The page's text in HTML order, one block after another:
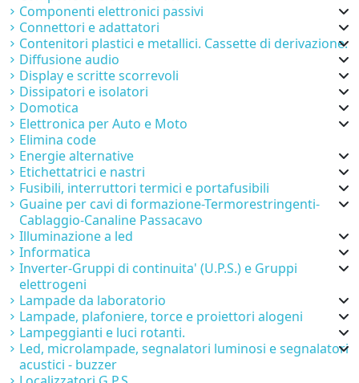
Componenti elettronici passivi
Connettori e adattatori
Contenitori plastici e metallici. Cassette di derivazione.
Diffusione audio
Display e scritte scorrevoli
Dissipatori e isolatori
Domotica
Elettronica per Auto e Moto
Elimina code
Energie alternative
Etichettatrici e nastri
Fusibili, interruttori termici e portafusibili
Guaine per cavi di formazione-Termorestringenti-
Cablaggio-Canaline Passacavo
Illuminazione a led
Informatica
Inverter-Gruppi di continuita' (U.P.S.) e Gruppi
elettrogeni
Lampade da laboratorio
Lampade, plafoniere, torce e proiettori alogeni
Lampeggianti e luci rotanti.
Led, microlampade, segnalatori luminosi e segnalatori
acustici - buzzer